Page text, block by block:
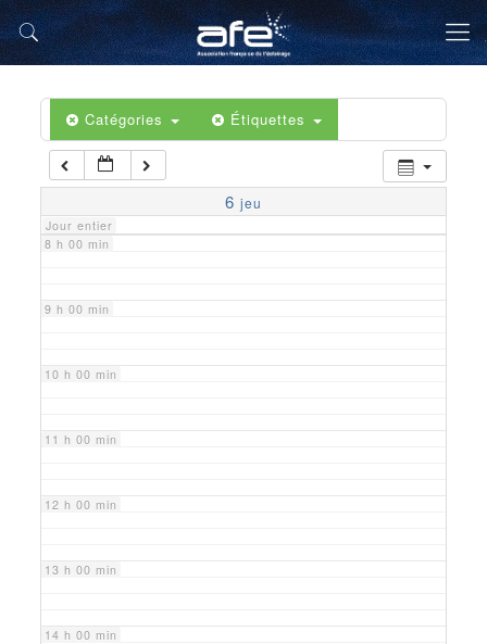
Catégories Étiquettes
6 jeu
Jour entier
5 h 00 min
6 h 00 min
7 h 00 min
8 h 00 min
9 h 00 min
10 h 00 min
11 h 00 min
12 h 00 min
13 h 00 min
14 h 00 min